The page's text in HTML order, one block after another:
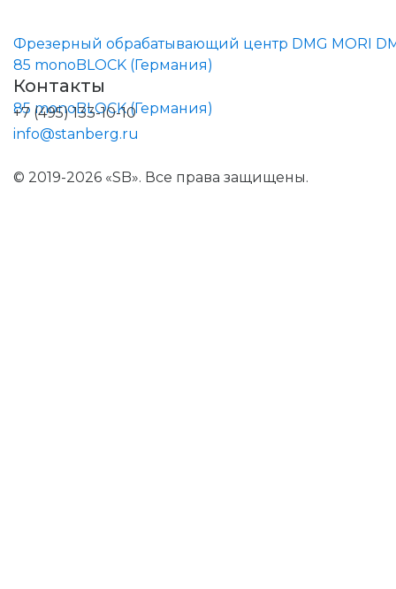
Фрезерный обрабатывающий центр DMG MORI
85 monoBLOCK (Германия)
Контакты
+7 (495) 133-10-10
info@stanberg.ru
© 2019-2026 «SB». Все права защищены.